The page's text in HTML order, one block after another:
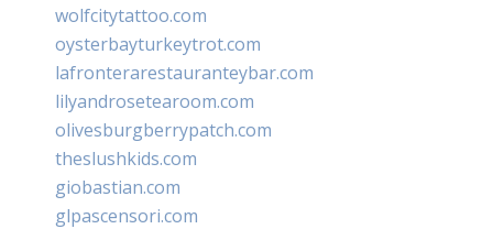
wolfcitytattoo.com
oysterbayturkeytrot.com
lafronterarestauranteybar.com
lilyandrosetearoom.com
olivesburgberrypatch.com
theslushkids.com
giobastian.com
glpascensori.com